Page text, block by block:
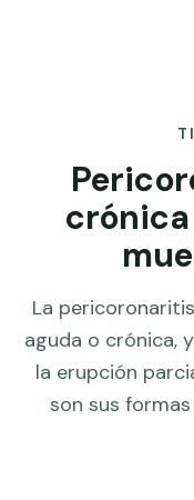
crónica
La
aguda o crónica,
la erupción
son sus